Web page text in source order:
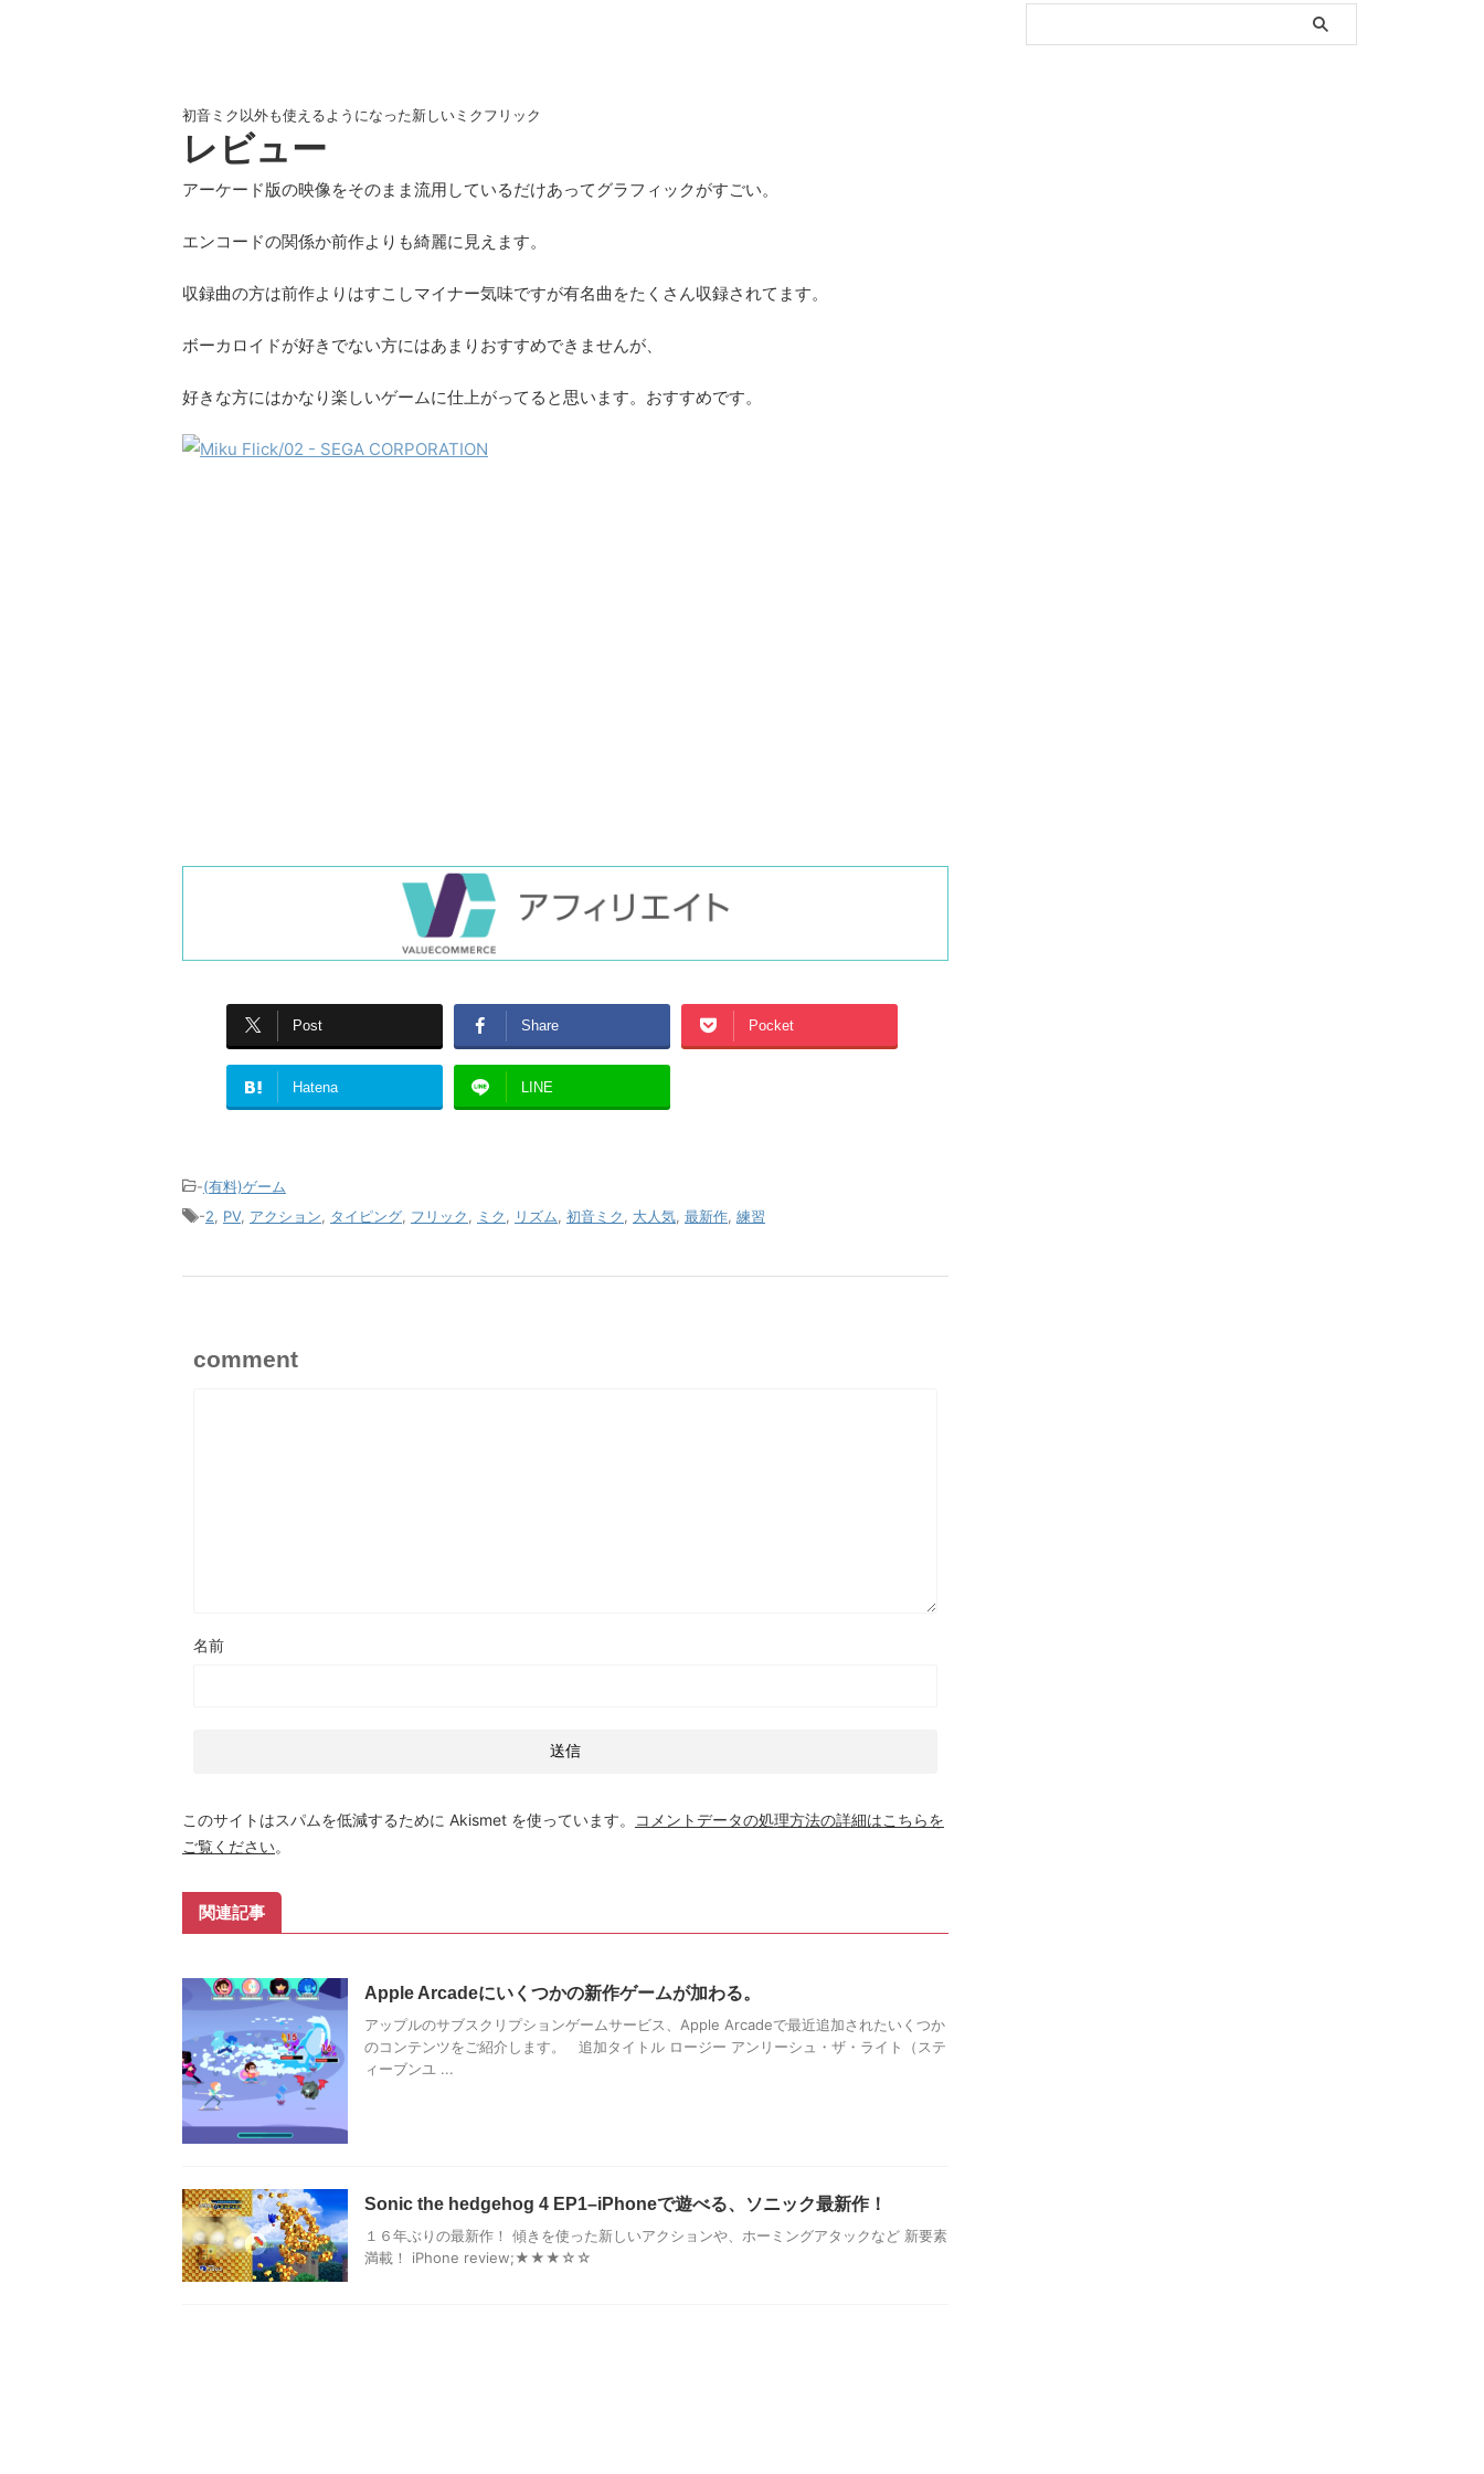
初音ミク以外も使えるようになった新しいミクフリック
レビュー
アーケード版の映像をそのまま流用しているだけあってグラフィックがすごい。
エンコードの関係か前作よりも綺麗に見えます。
収録曲の方は前作よりはすこしマイナー気味ですが有名曲をたくさん収録されてます。
ボーカロイドが好きでない方にはあまりおすすめできませんが、
好きな方にはかなり楽しいゲームに仕上がってると思います。おすすめです。
Post Share Pocket
Hatena LINE
-(有料)ゲーム
-2 PV, アクション タイピング フリック ミク リズム 初音ミク 大人気 最新作 練習
comment
名前
このサイトはスパムを低減するために Akismet を使っています。
コメントデータの処理方法の詳細はこちらを
ご覧ください。
関連記事
Apple Arcadeにいくつかの新作ゲームが加わる。
アップルのサブスクリプションゲームサービス、Apple Arcadeで最近追加されたいくつか
のコンテンツをご紹介します。 追加タイトル ロージー アンリーシュ・ザ・ライト（ステ
ィーブンユ ...
Sonic the hedgehog 4 EP1–iPhoneで遊べる、ソニック最新作！
１６年ぶりの最新作！ 傾きを使った新しいアクションや、ホーミングアタックなど 新要素
満載！ iPhone review;★★★☆☆